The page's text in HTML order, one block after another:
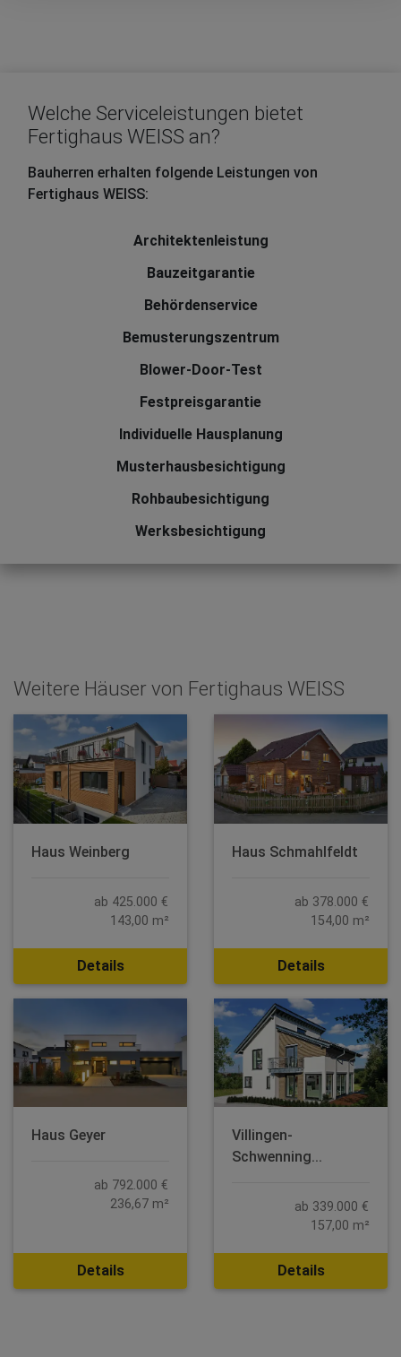
Welche Serviceleistungen bietet
Fertighaus WEISS an?
Bauherren erhalten folgende Leistungen von
Fertighaus WEISS:
Architektenleistung
Bauzeitgarantie
Behördenservice
Bemusterungszentrum
Blower-Door-Test
Festpreisgarantie
Individuelle Hausplanung
Musterhausbesichtigung
Rohbaubesichtigung
Werksbesichtigung
Weitere Häuser von Fertighaus WEISS
Haus Weinberg
ab 425.000 €
143,00 m²
Details
Haus Schmahlfeldt
ab 378.000 €
154,00 m²
Details
Haus Geyer
ab 792.000 €
236,67 m²
Details
Villingen-
Schwenning...
ab 339.000 €
157,00 m²
Details